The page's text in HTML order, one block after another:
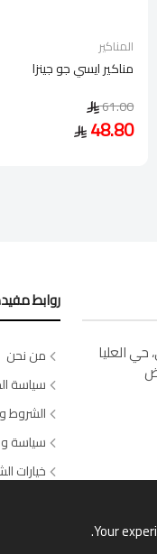
المناكير
مناكير ايسي جو جينزا
61.00
48.80
العليا
روابط
من نحن
سياسة
الشروط
سياسة
خيارات
Your